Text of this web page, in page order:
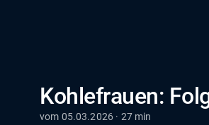
Kohlefrauen:
vom 05.03.2026 · 27 min